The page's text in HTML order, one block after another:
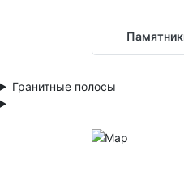
Гранитные полосы